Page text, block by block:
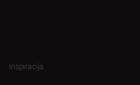
Inspiracija